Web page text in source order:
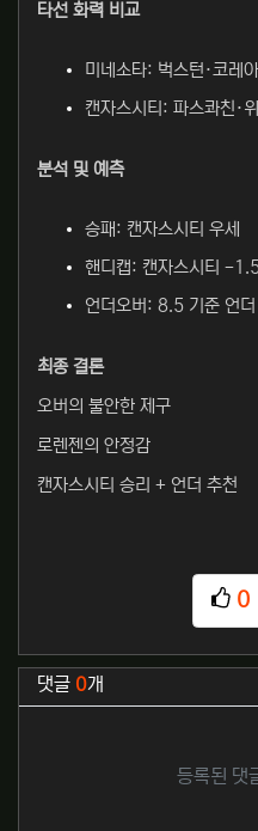
타선 화력 비교
미네소타: 벅스턴·코레
캔자스시티: 파스콰친·
분석 및 예측
승패: 캔자스시티 우세
핸디캡: 캔자스시티 -
언더오버: 8.5 기준 언더
최종 결론
오버의 불안한 제구
로렌젠의 안정감
캔자스시티 승리 + 언더 추천
0
추
관련자료
댓글 0개
등록된 댓